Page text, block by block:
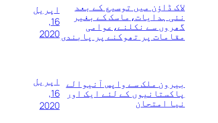
لاک ڈاؤن میں توسیع کے بعد
نئی ہدایات،ماسک کے بغیر
گھروں سے نکلنے،عوامی
مقامات پر تھوکنے پر پابندی
اپریل
16,
2020
بیرون ملک سے واپس آنیوالے
پاکستانیوں کے لئے ایک اور
نیا امتحان
اپریل
16,
2020